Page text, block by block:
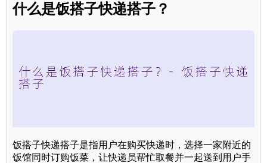
什么是饭搭子快递搭子？
饭搭子快递搭子是指用户在购买快递时，选择一家附近的
饭馆同时订购饭菜，让快递员帮忙取餐并一起送到用户手